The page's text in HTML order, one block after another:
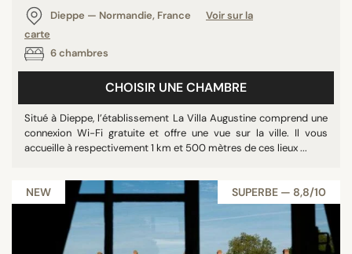
Dieppe — Normandie, France
Voir sur la
carte
6 chambres
CHOISIR UNE CHAMBRE
Situé à Dieppe, l’établissement La Villa Augustine comprend une
connexion Wi-Fi gratuite et offre une vue sur la ville. Il vous
accueille à respectivement 1 km et 500 mètres de ces lieux ...
NEW SUPERBE — 8,8/10